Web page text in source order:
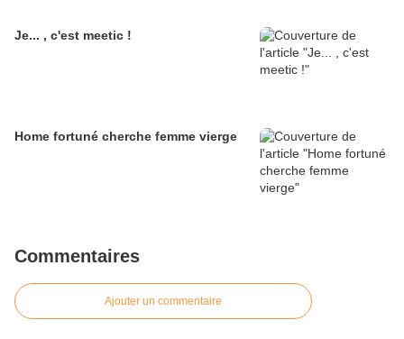
Je... , c'est meetic !
Home fortuné cherche femme vierge
Commentaires
Ajouter un commentaire